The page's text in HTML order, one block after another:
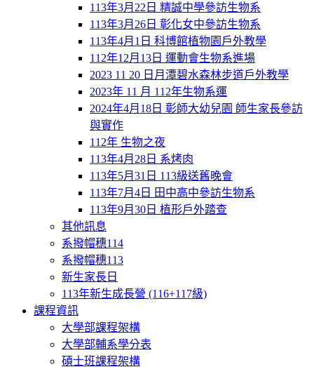
113年3月22日 精誠中學參訪生物系
113年3月26日 彰化女中參訪生物系
113年4月1日 科博館植物園戶外教學
112年12月13日 運動會生物系進場
2023 11 20 日月潭碧水森林步道戶外教學
2023年 11 月 112年生物系運
2024年4月18日 彰師大幼兒園 師生家長參訪
與實作
112年 生物之夜
113年4月28日 系烤肉
113年5月31日 113級送舊晚會
113年7月4日 田中高中參訪生物系
113年9月30日 植形戶外踏查
其他訊息
系撥帽穗114
系撥帽穗113
新生家長日
113年新生成長營 (116+117級)
課程資訊
大學部課程架構
大學部輔系學分表
碩士班課程架構